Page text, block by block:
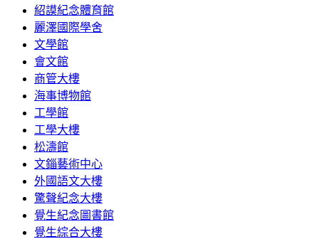
紹謨紀念體育館
麗澤國際學舍
文學館
會文館
商管大樓
海事博物館
工學館
工學大樓
松濤館
文錙藝術中心
外國語文大樓
驚聲紀念大樓
覺生紀念圖書館
覺生綜合大樓